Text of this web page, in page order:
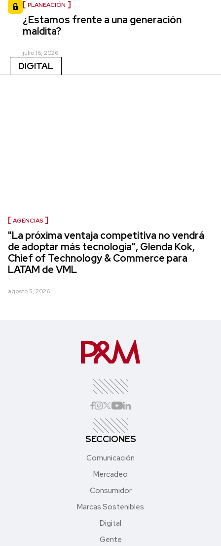
PLANEACIÓN
¿Estamos frente a una generación
maldita?
julio 16, 2026
DIGITAL
AGENCIAS
"La próxima ventaja competitiva no vendrá
de adoptar más tecnología", Glenda Kok,
Chief of Technology & Commerce para
LATAM de VML
agosto 5, 2026
SECCIONES
Comunicación
Mercadeo
Consumidor
Marcas Sostenibles
Digital
Gente